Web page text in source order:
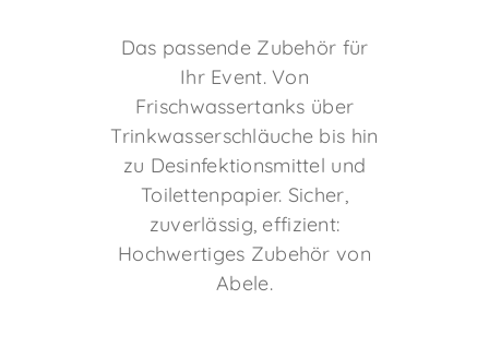
Das passende Zubehör für
Ihr Event. Von
Frischwassertanks über
Trinkwasserschläuche bis hin
zu Desinfektionsmittel und
Toilettenpapier. Sicher,
zuverlässig, effizient:
Hochwertiges Zubehör von
Abele.